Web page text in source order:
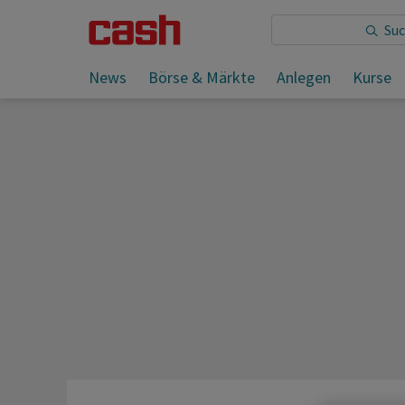
News Börse & Märkte Anlegen Kurse
Sie lesen: